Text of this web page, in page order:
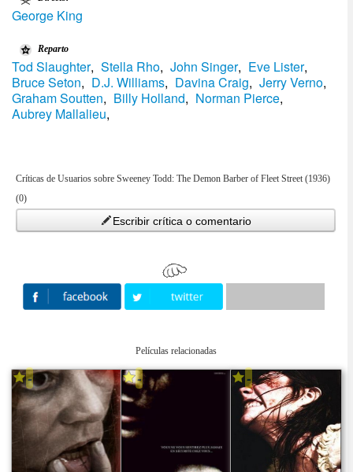
George King
Reparto
Tod Slaughter, Stella Rho, John Singer, Eve Lister,
Bruce Seton, D.J. Williams, Davina Craig, Jerry Verno,
Graham Soutten, Billy Holland, Norman Pierce,
Aubrey Mallalieu,
Críticas de Usuarios sobre Sweeney Todd: The Demon Barber of Fleet Street (1936)
(0)
Escribir crítica o comentario
Películas relacionadas
- - -